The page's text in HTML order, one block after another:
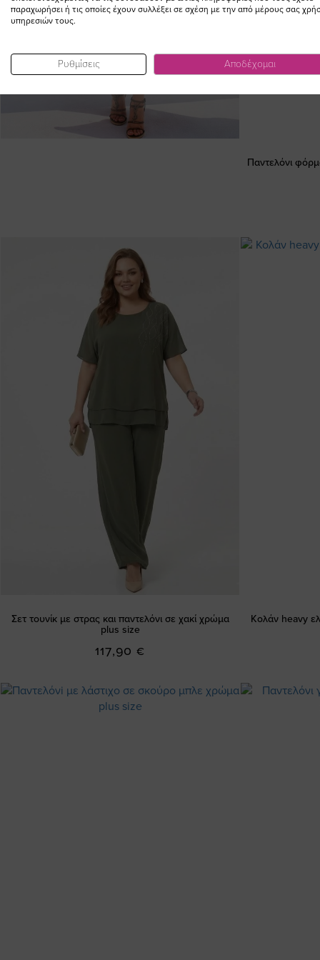
Παντελόνι
Σετ τουνίκ με στρας και παντελόνι σε χακί χρώμα
plus size
117,90 €
Κολάν heavy
παραχωρήσει ή τις οποίες έχουν συλλέξει σε σχέση με την από μέρους σας
υπηρεσιών τους.
Ρυθμίσεις Αποδέχομαι